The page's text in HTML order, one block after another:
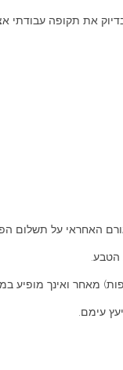
את תקופה עבודתי
הטבע.
ואינך מופיע
עימם.